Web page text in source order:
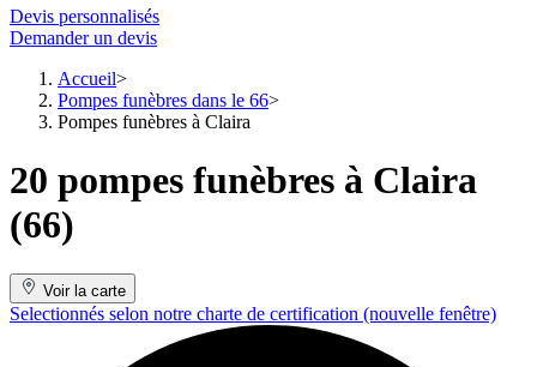
Devis personnalisés
Demander un devis
Accueil
Pompes funèbres dans le 66
Pompes funèbres à Claira
20 pompes funèbres à Claira
(66)
Voir la carte
Selectionnés selon notre charte de certification (nouvelle fenêtre)